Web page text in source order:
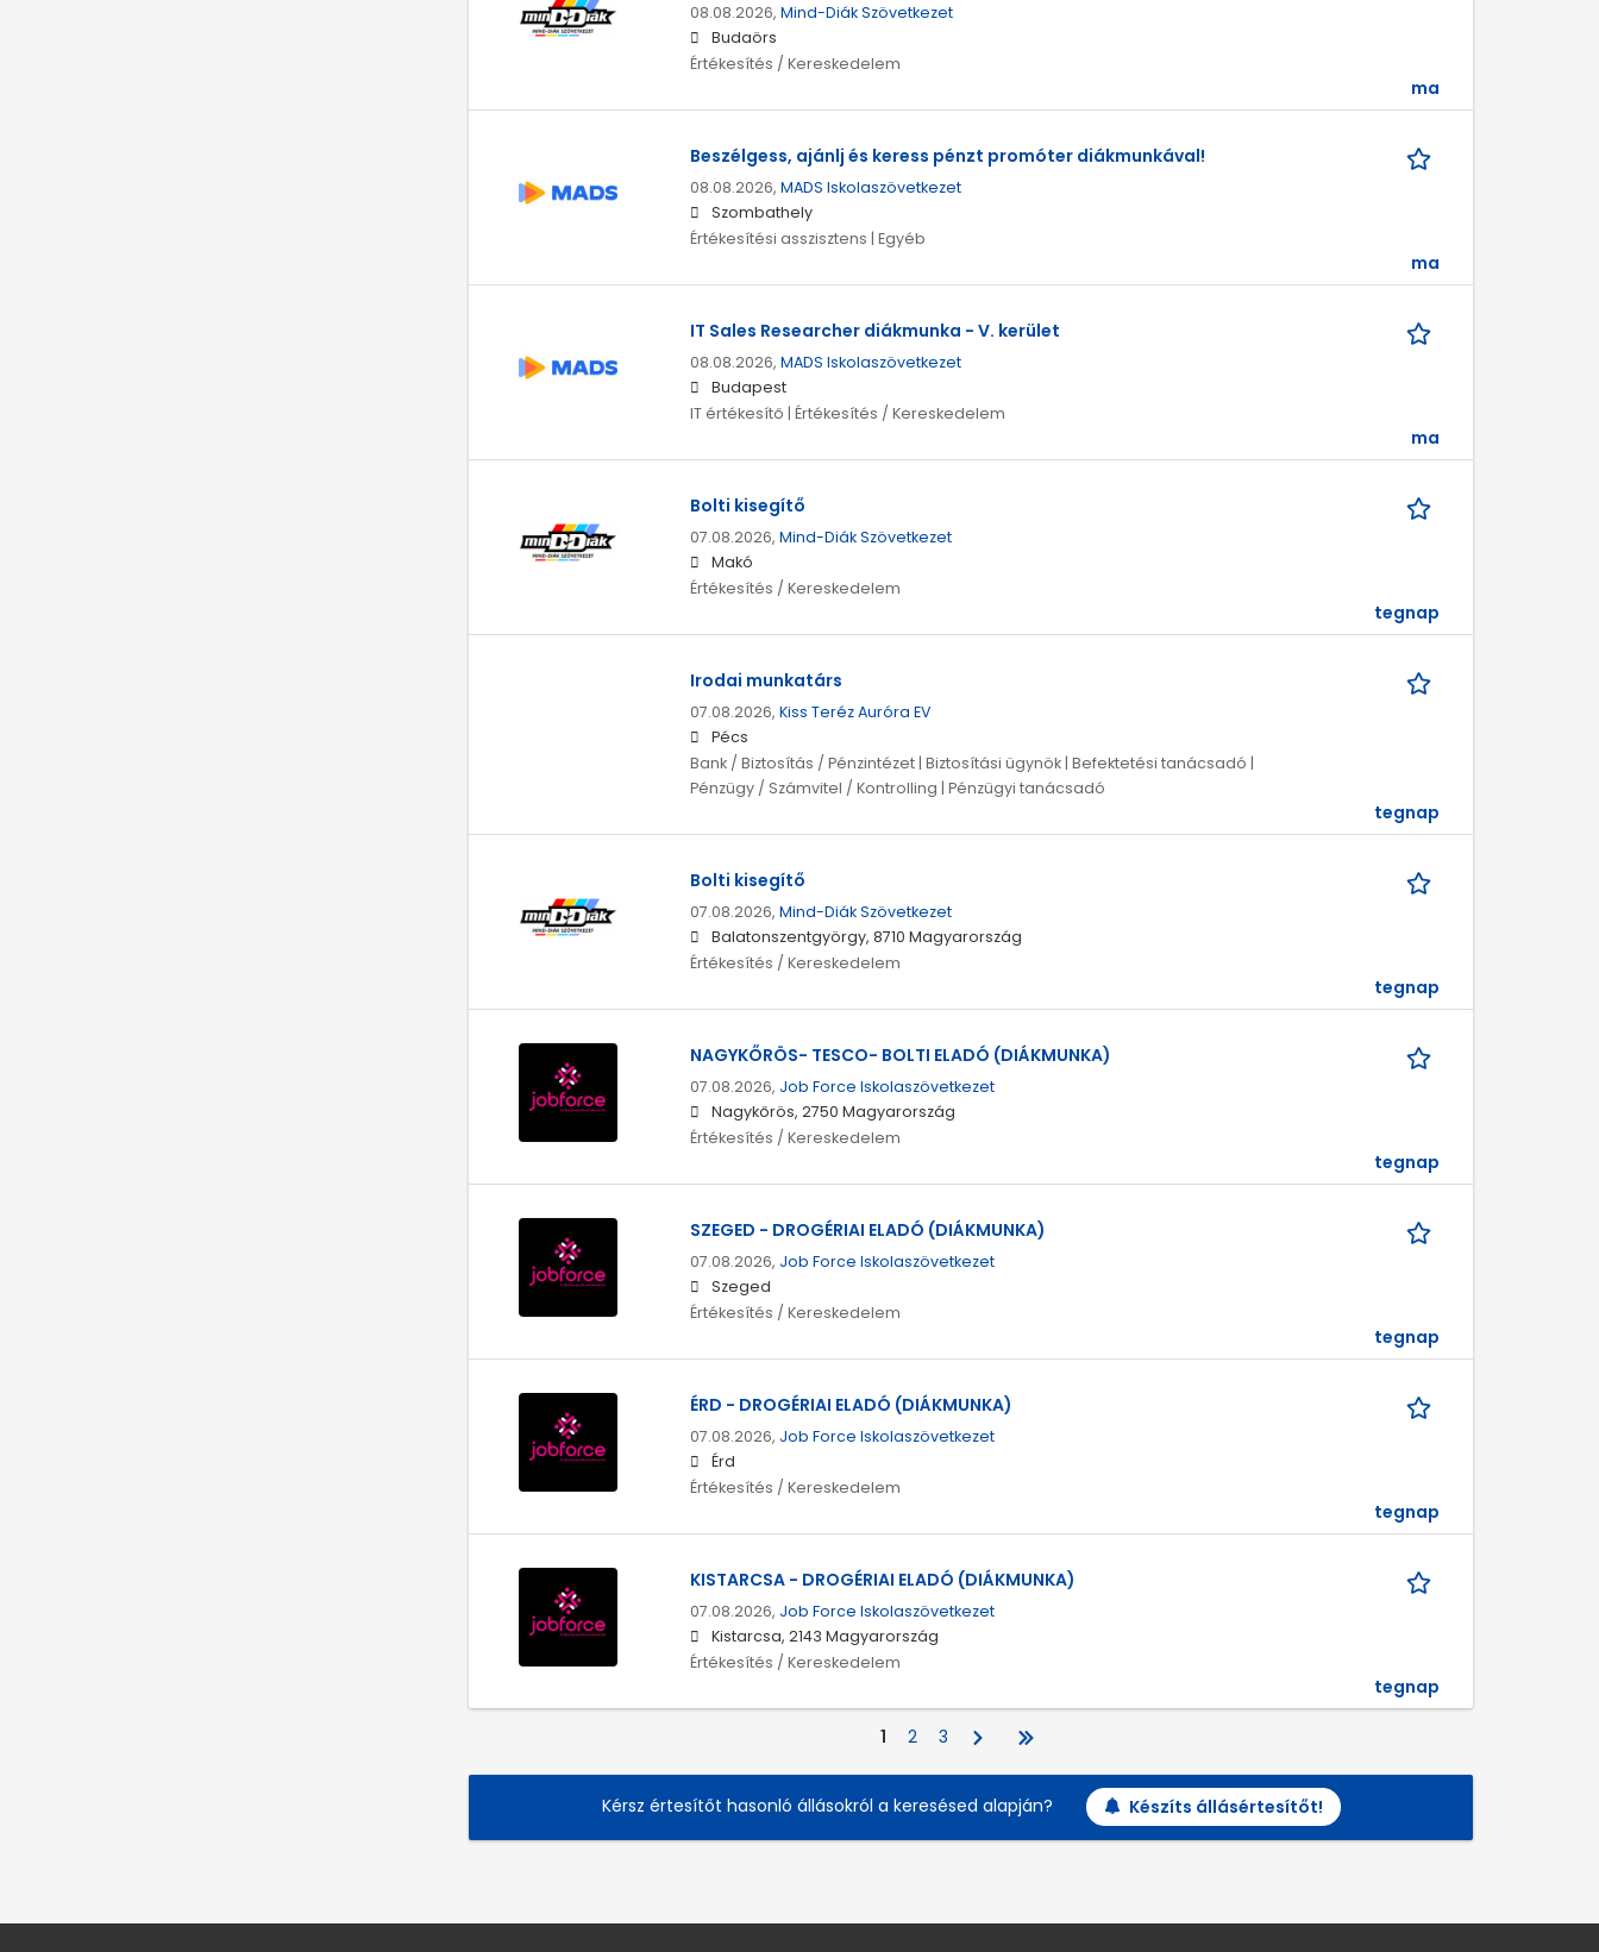
08.08.2026, Mind-Diák Szövetkezet
Budaörs
Értékesítés / Kereskedelem
ma
Beszélgess, ajánlj és keress pénzt promóter diákmunkával!
08.08.2026, MADS Iskolaszövetkezet
Szombathely
Értékesítési asszisztens | Egyéb
ma
IT Sales Researcher diákmunka - V. kerület
08.08.2026, MADS Iskolaszövetkezet
Budapest
IT értékesítő | Értékesítés / Kereskedelem
ma
Bolti kisegítő
07.08.2026, Mind-Diák Szövetkezet
Makó
Értékesítés / Kereskedelem
tegnap
Irodai munkatárs
07.08.2026, Kiss Teréz Auróra EV
Pécs
Bank / Biztosítás / Pénzintézet | Biztosítási ügynök | Befektetési tanácsadó |
Pénzügy / Számvitel / Kontrolling | Pénzügyi tanácsadó
tegnap
Bolti kisegítő
07.08.2026, Mind-Diák Szövetkezet
Balatonszentgyörgy, 8710 Magyarország
Értékesítés / Kereskedelem
tegnap
NAGYKŐRÖS- TESCO- BOLTI ELADÓ (DIÁKMUNKA)
07.08.2026, Job Force Iskolaszövetkezet
Nagykőrös, 2750 Magyarország
Értékesítés / Kereskedelem
tegnap
SZEGED - DROGÉRIAI ELADÓ (DIÁKMUNKA)
07.08.2026, Job Force Iskolaszövetkezet
Szeged
Értékesítés / Kereskedelem
tegnap
ÉRD - DROGÉRIAI ELADÓ (DIÁKMUNKA)
07.08.2026, Job Force Iskolaszövetkezet
Érd
Értékesítés / Kereskedelem
tegnap
KISTARCSA - DROGÉRIAI ELADÓ (DIÁKMUNKA)
07.08.2026, Job Force Iskolaszövetkezet
Kistarcsa, 2143 Magyarország
Értékesítés / Kereskedelem
tegnap
1 2 3
Kérsz értesítőt hasonló állásokról a keresésed alapján? Készíts állásértesítőt!